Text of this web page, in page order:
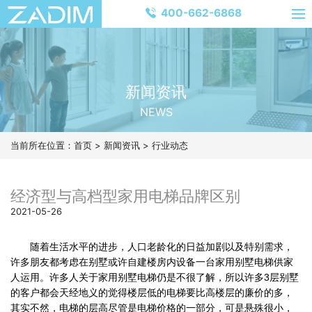
400-662-6868
新闻资讯
NEWS
当前所在位置： 首页 > 新闻资讯 > 行业动态
经济型与高档型家用电梯品牌区别
2021-05-26
随着生活水平的进步，人口老龄化的日益加剧以及特别需求，
许多朋友都考虑在别墅或许自建楼房内设备一台家用别墅电梯供家
人运用。许多人关于家用别墅电梯仍是不很了解，所以许多3层别墅
的客户都会天经地义的觉得楼层低的电梯要比高楼层的廉价的多，
其实不然，电梯的层高尽管是电梯价格的一部分，可是悬殊很小，